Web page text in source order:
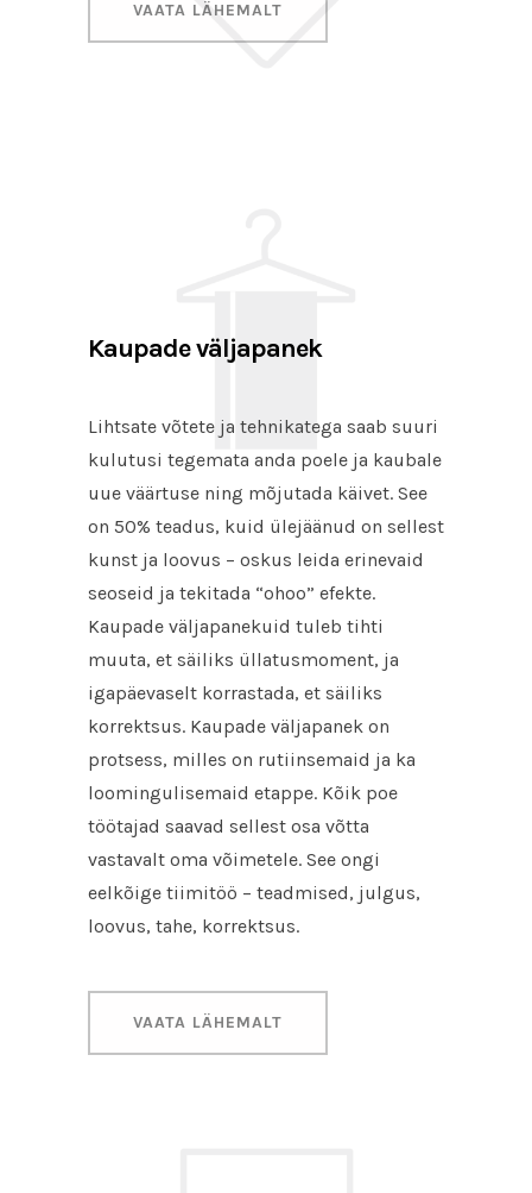
VAATA LÄHEMALT
Kaupade väljapanek
Lihtsate võtete ja tehnikatega saab suuri
kulutusi tegemata anda poele ja kaubale
uue väärtuse ning mõjutada käivet. See
on 50% teadus, kuid ülejäänud on sellest
kunst ja loovus – oskus leida erinevaid
seoseid ja tekitada “ohoo” efekte.
Kaupade väljapanekuid tuleb tihti
muuta, et säiliks üllatusmoment, ja
igapäevaselt korrastada, et säiliks
korrektsus. Kaupade väljapanek on
protsess, milles on rutiinsemaid ja ka
loomingulisemaid etappe. Kõik poe
töötajad saavad sellest osa võtta
vastavalt oma võimetele. See ongi
eelkõige tiimitöö – teadmised, julgus,
loovus, tahe, korrektsus.
VAATA LÄHEMALT